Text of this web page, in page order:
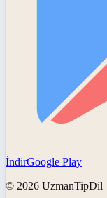
İndirGoogle Play
© 2026 UzmanTipDil